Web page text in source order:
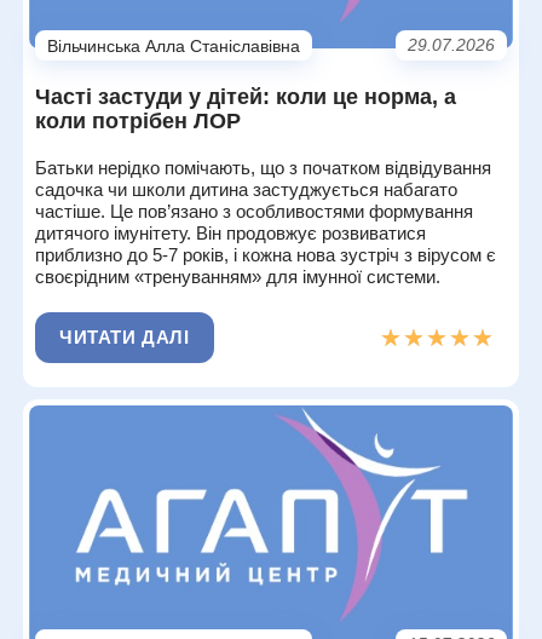
Вільчинська Алла Станіславівна 29.07.2026
Часті застуди у дітей: коли це норма, а
коли потрібен ЛОР
Батьки нерідко помічають, що з початком відвідування
садочка чи школи дитина застуджується набагато
частіше. Це пов’язано з особливостями формування
дитячого імунітету. Він продовжує розвиватися
приблизно до 5-7 років, і кожна нова зустріч з вірусом є
своєрідним «тренуванням» для імунної системи.
ЧИТАТИ ДАЛІ ★★★★★
★★★★★